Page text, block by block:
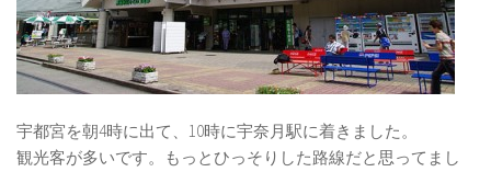
宇都宮を朝4時に出て、10時に宇奈月駅に着きました。
観光客が多いです。もっとひっそりした路線だと思ってまし